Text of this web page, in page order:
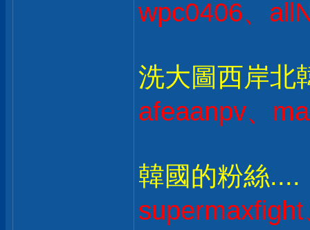
wpc0406、
洗大圖西岸北
afeaanpv、
韓國的粉絲....